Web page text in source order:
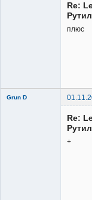
Re:
плюс
Grun D
Re:
+